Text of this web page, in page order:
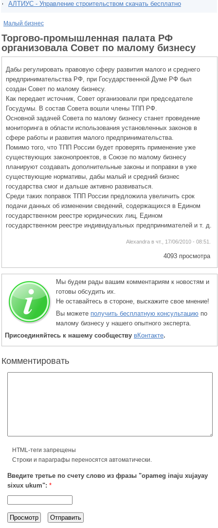
АЛТИУС - Управление строительством скачать бесплатно
Малый бизнес
Торгово-промышленная палата РФ
организовала Совет по малому бизнесу
Дабы регулировать правовую сферу развития малого и среднего
предпринимательства РФ, при Государственной Думе РФ был
создан Совет по малому бизнесу.
Как передает источник, Совет организовали при председателе
Госудумы. В состав Совета вошли члены ТПП РФ.
Основной задачей Совета по малому бизнесу станет проведение
мониторинга в области использования установленных законов в
сфере работы и развития малого предпринимательства.
Помимо того, что ТПП России будет проверять применение уже
существующих законопроектов, в Союзе по малому бизнесу
планируют создавать дополнительные законы и поправки в уже
существующие нормативы, дабы малый и средний бизнес
государства смог и дальше активно развиваться.
Среди таких поправок ТПП России предложила увеличить срок
подачи данных об изменении сведений, содержащихся в Едином
государственном реестре юридических лиц, Едином
государственном реестре индивидуальных предпринимателей и т. д.
Alexandra в чт., 17/06/2010 - 08:51.
4093 просмотра
Мы будем рады вашим комментариям к новостям и
готовы обсудить их.
Не оставайтесь в стороне, выскажите свое мнение!
Вы можете получить бесплатную консультацию по
малому бизнесу у нашего опытного эксперта.
Присоединяйтесь к нашему сообществу вКонтакте.
Комментировать
HTML-теги запрещены
Строки и параграфы переносятся автоматически.
Введите третье по счету слово из фразы "opameg inaju xujayay
sixux ukum": *